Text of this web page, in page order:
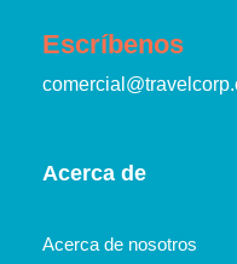
Escríbenos
Acerca de
Acerca de nosotros